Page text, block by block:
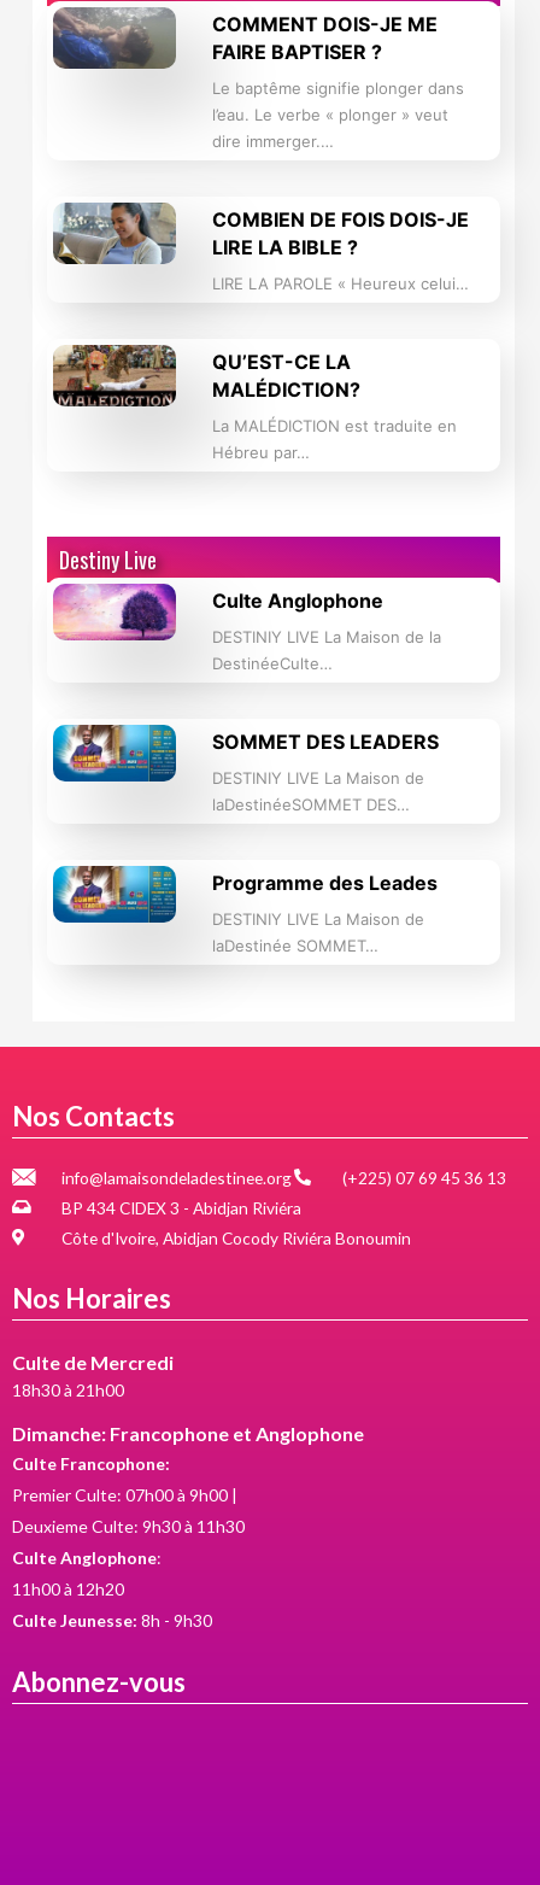
COMMENT DOIS-JE ME
FAIRE BAPTISER ?
Le baptême signifie plonger dans
l’eau. Le verbe « plonger » veut
dire immerger.…
COMBIEN DE FOIS DOIS-JE
LIRE LA BIBLE ?
LIRE LA PAROLE « Heureux celui…
QU’EST-CE LA
MALÉDICTION?
La MALÉDICTION est traduite en
Hébreu par…
Destiny Live
Culte Anglophone
DESTINIY LIVE La Maison de la
DestinéeCulte…
SOMMET DES LEADERS
DESTINIY LIVE La Maison de
laDestinéeSOMMET DES…
Programme des Leades
DESTINIY LIVE La Maison de
laDestinée SOMMET…
Nos Contacts
info@lamaisondeladestinee.org
(+225) 07 69 45 36 13
BP 434 CIDEX 3 - Abidjan Riviéra
Côte d'Ivoire, Abidjan Cocody Riviéra Bonoumin
Nos Horaires
Culte de Mercredi
18h30 à 21h00
Dimanche: Francophone et Anglophone
Culte Francophone:
Premier Culte: 07h00 à 9h00 |
Deuxieme Culte: 9h30 à 11h30
Culte Anglophone:
11h00 à 12h20
Culte Jeunesse: 8h - 9h30
Abonnez-vous